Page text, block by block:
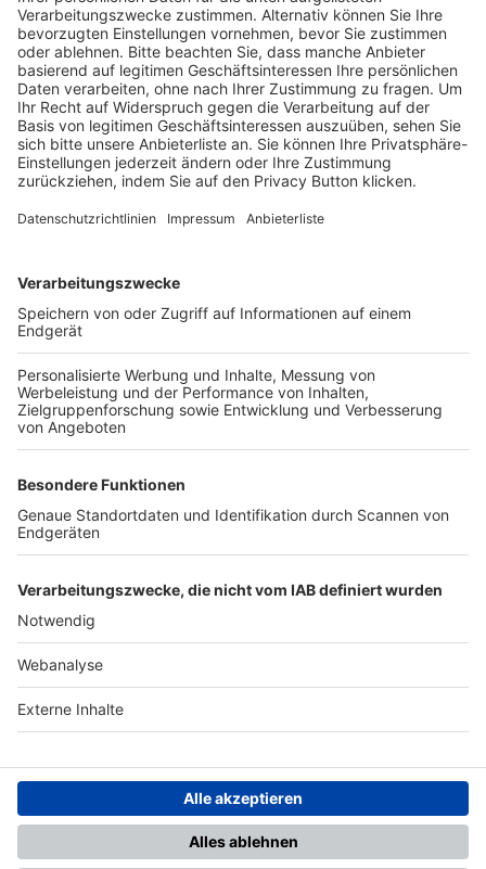
Schulungsangebot Vereinsmitarbeiter
BFV-Geschäftsstellen
Trainerbörse
Login SpielPlus
FOLGE DEM BFV
TOP-VEREINE
TOP-PARTNER
Nutzungsbedingungen Datenschutz Impressum